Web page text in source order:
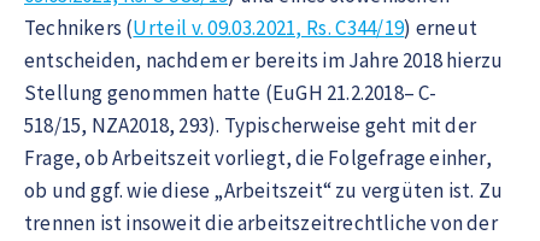
Technikers (Urteil v. 09.03.2021, Rs. C344/19) erneut
entscheiden, nachdem er bereits im Jahre 2018 hierzu
Stellung genommen hatte (EuGH 21.2.2018– C-
518/15, NZA2018, 293). Typischerweise geht mit der
Frage, ob Arbeitszeit vorliegt, die Folgefrage einher,
ob und ggf. wie diese „Arbeitszeit“ zu vergüten ist. Zu
trennen ist insoweit die arbeitszeitrechtliche von der